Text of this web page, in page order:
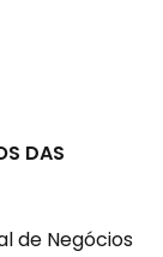
DAS
de Negócios